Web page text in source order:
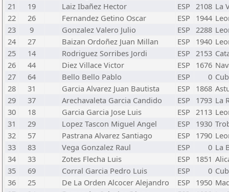
21
19 Laiz Ibañez Hector ESP 2108 La
22
26 Fernandez Getino Oscar ESP 1944
23
9 Gonzalez Valero Julio ESP 2288
24
27 Baizan Ordoñez Juan Millan ESP 1940
25
14 Rodriguez Sorribes Jordi ESP 2153
26
44 Diez Villace Victor ESP 1676
27
64 Bello Bello Pablo ESP 0
28
31 Garcia Alvarez Juan Bautista ESP 1868
29
37 Arechavaleta Garcia Candido ESP 1793 La
30
18 Garcia Garcia Jose Luis ESP 2113
31
29 Lopez Tascon Miguel Angel ESP 1930
32
57 Pastrana Alvarez Santiago ESP 1790
33
83 Vega Gonzalez Raul ESP 0 La
34
33 Zotes Flecha Luis ESP 1851
35
69 Corral Garcia Pedro Luis ESP 0
36
25 De La Orden Alcocer Alejandro ESP 1950